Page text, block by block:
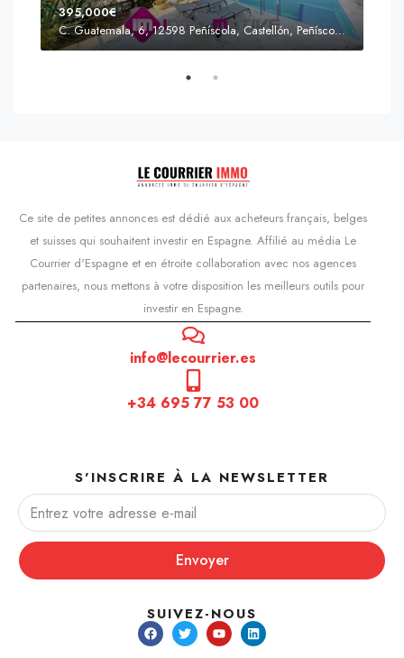
395,000€
C. Guatemala, 6, 12598 Peñíscola, Castellón, Peñíscola, Communauté valencienne
Ce site de petites annonces est dédié aux acheteurs français, belges
et suisses qui souhaitent investir en Espagne. Affilié au média Le
Courrier d'Espagne et en étroite collaboration avec nos agences
partenaires, nous mettons à votre disposition les meilleurs outils pour
investir en Espagne.
info@lecourrier.es
+34 695 77 53 00
S'INSCRIRE À LA NEWSLETTER
Envoyer
SUIVEZ-NOUS